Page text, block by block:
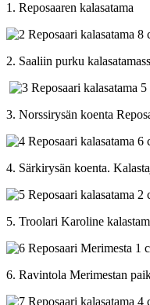
1. Reposaaren kalasatama
2. Saaliin purku
3. Norssirysän koenta
4. Särkirysän koenta.
5. Troolari Karoline
6. Ravintola Merimestan